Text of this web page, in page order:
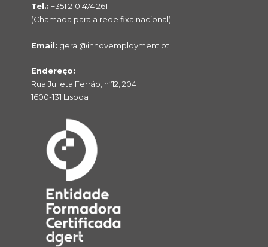
Tel.: +351 210 474 261
(Chamada para a rede fixa nacional)
Email: geral@innovemployment.pt
Endereço:
Rua Julieta Ferrão, nº12, 204
1600-131 Lisboa